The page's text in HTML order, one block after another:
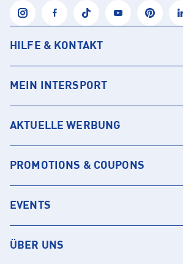
HILFE & KONTAKT
MEIN INTERSPORT
AKTUELLE WERBUNG
PROMOTIONS & COUPONS
EVENTS
ÜBER UNS